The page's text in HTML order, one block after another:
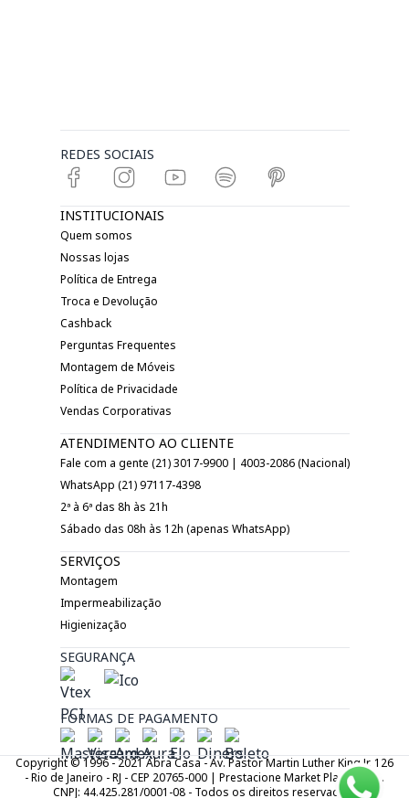
REDES SOCIAIS
INSTITUCIONAIS
Quem somos
Nossas lojas
Política de Entrega
Troca e Devolução
Cashback
Perguntas Frequentes
Montagem de Móveis
Política de Privacidade
Vendas Corporativas
ATENDIMENTO AO CLIENTE
Fale com a gente (21) 3017-9900 | 4003-2086 (Nacional)
WhatsApp (21) 97117-4398
2ª à 6ª das 8h às 21h
Sábado das 08h às 12h (apenas WhatsApp)
SERVIÇOS
Montagem
Impermeabilização
Higienização
SEGURANÇA
FORMAS DE PAGAMENTO
Copyright © 1996 - 2021 Abra Casa - Av. Pastor Martin Luther King Jr. 126
- Rio de Janeiro - RJ - CEP 20765-000 | Prestacione Market Place LTDA.
CNPJ: 44.425.281/0001-08 - Todos os direitos reservados.